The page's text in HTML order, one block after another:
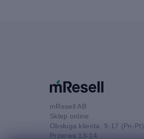
mResell AB
Sklep online
Obsługa klienta: 9-17 (Pn-Pt)
Przerwa 13-14